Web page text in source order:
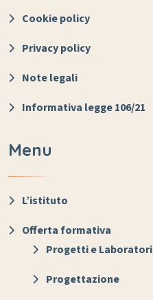
Cookie policy
Privacy policy
Note legali
Informativa legge 106/21
Menu
L’istituto
Offerta formativa
Progetti e Laboratori
Progettazione